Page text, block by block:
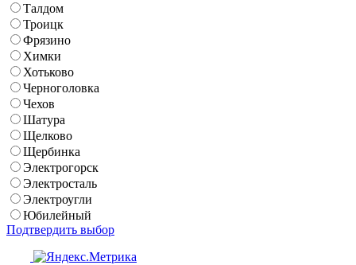
Талдом
Троицк
Фрязино
Химки
Хотьково
Черноголовка
Чехов
Шатура
Щелково
Щербинка
Электрогорск
Электросталь
Электроугли
Юбилейный
Подтвердить выбор